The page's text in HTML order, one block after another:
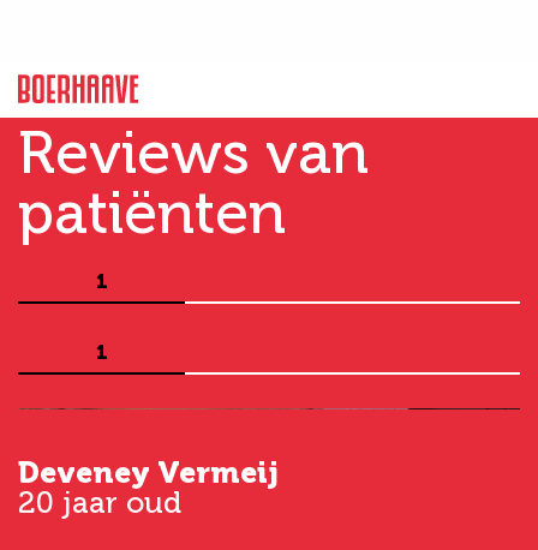
Reviews van
patiënten
1
1
Deveney Vermeij
20 jaar oud